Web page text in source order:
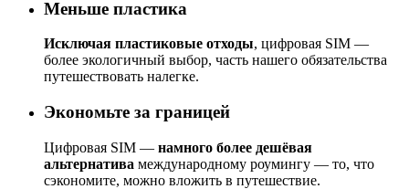
Меньше пластика
Исключая пластиковые отходы, цифровая SIM —
более экологичный выбор, часть нашего обязательства
путешествовать налегке.
Экономьте за границей
Цифровая SIM — намного более дешёвая
альтернатива международному роумингу — то, что
сэкономите, можно вложить в путешествие.